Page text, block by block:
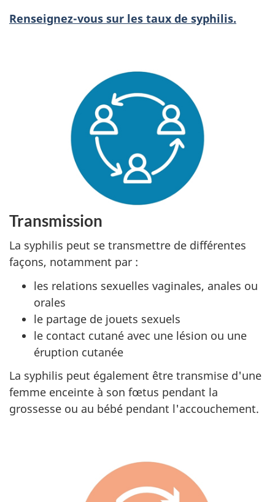
Renseignez-vous sur les taux de syphilis.
Transmission
La syphilis peut se transmettre de différentes
façons, notamment par :
les relations sexuelles vaginales, anales ou
orales
le partage de jouets sexuels
le contact cutané avec une lésion ou une
éruption cutanée
La syphilis peut également être transmise d'une
femme enceinte à son fœtus pendant la
grossesse ou au bébé pendant l'accouchement.